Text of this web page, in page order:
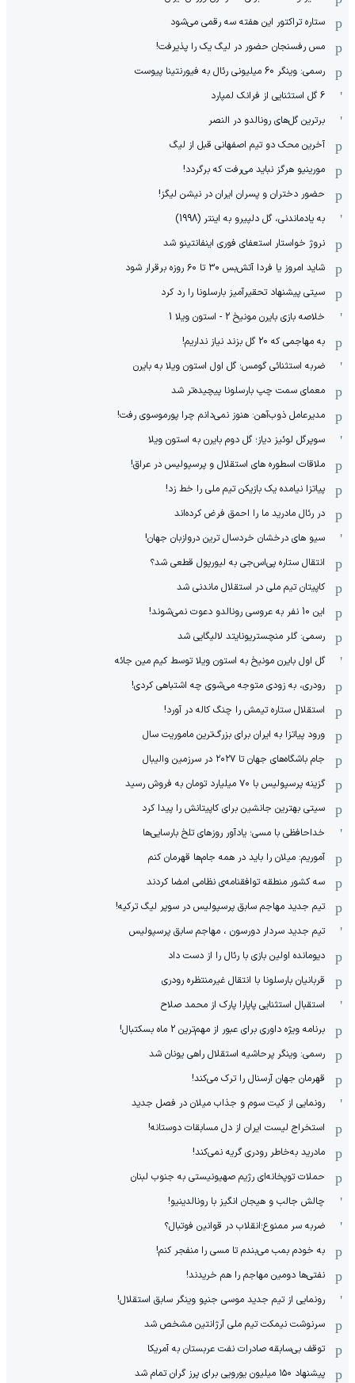
ستاره تراکتور این هفته سه رقمی می‌شود
مس رفسنجان حضور در لیگ یک را پذیرفت!
رسمی: وینگر 60 میلیونی رئال به فیورنتینا پیوست
6 گل استثنایی از فرانک لمپارد
برترین گل‌های رونالدو در النصر
آخرین محک دو تیم اصفهانی قبل از لیگ
مورینیو هرگز نباید می‌رفت که برگردد!
حضور دختران و پسران ایران در نیشن لیگز!
به یادماندنی، گل دلپیرو به اینتر (1998)
نروژ خواستار استعفای فوری اینفانتینو شد
شاید امروز یا فردا آتش‌بس ۳۰ تا ۶۰ روزه برقرار شود
سیتی پیشنهاد تحقیرآمیز بارسلونا را رد کرد
خلاصه بازی بایرن مونیخ 2 - استون ویلا 1
به مهاجمی که 20 گل بزند نیاز نداریم!
ضربه استثنائی گومس؛ گل اول استون ویلا به بایرن
معمای سمت چپ بارسلونا پیچیده‌تر شد
مدیرعامل ذوب‌آهن: هنوز نمی‌دانم چرا پورموسوی رفت!
سوپرگل لوئیز دیاز؛ گل دوم بایرن به استون ویلا
ملاقات اسطوره های استقلال و پرسپولیس در عراق!
پیاتزا نیامده یک بازیکن تیم ملی را خط زد!
در رئال مادرید ما را احمق فرض کرده‌اند
سیو های درخشان خردسال ترین دروازبان جهان!
انتقال ستاره پی‌اس‌جی به لیورپول قطعی شد؟
کاپیتان تیم ملی در استقلال ماندنی شد
این 10 نفر به عروسی رونالدو دعوت نمی‌شوند!
رسمی: گلر منچستریونایتد لالیگایی شد
گل اول بایرن مونیخ به استون ویلا توسط کیم مین جائه
رودری، به زودی متوجه می‌شوی چه اشتباهی کردی!
استقلال ستاره تیمش را چنگ کاله در آورد!
ورود پیاتزا به ایران برای بزرگ‌ترین ماموریت سال
جام باشگاه‌های جهان تا ۲۰۲۷ در سرزمین والیبال
گزینه پرسپولیس با ۷۰ میلیارد تومان به فروش رسید
سیتی بهترین جانشین برای کاپیتانش را پیدا کرد
خداحافظی با مسی؛ یادآور روزهای تلخ بارسایی‌ها
آموریم: میلان را باید در همه جام‌ها قهرمان کنم
سه کشور منطقه توافقنامه‌ی نظامی امضا کردند
تیم جدید مهاجم سابق پرسپولیس در سوپر لیگ ترکیه!
تیم جدید سردار دورسون ، مهاجم سابق پرسپولیس
دیومانده اولین بازی با رئال را از دست داد
قربانیان بارسلونا با انتقال غیرمنتظره رودری
استقبال استثنایی پاپارا پارک از محمد صلاح
برنامه ویژه داوری برای عبور از مهم‌ترین 2 ماه بسکتبال!
رسمی: وینگر پرحاشیه استقلال راهی یونان شد
قهرمان جهان آرسنال را ترک می‌کند!
رونمایی از کیت سوم و جذاب میلان در فصل جدید
استخراج لیست ایران از دل مسابقات دوستانه!
مادرید به‌خاطر رودری گریه نمی‌کند!
حملات توپخانه‌ای رژیم صهیونیستی به جنوب لبنان
چالش جالب و هیجان انگیز با رونالدینیو!
ضربه سر ممنوع؛انقلاب در قوانین فوتبال؟
به خودم بمب می‌بندم تا مسی را منفجر کنم!
نفتی‌ها دومین مهاجم را هم خریدند!
رونمایی از تیم جدید موسی جنپو وینگر سابق استقلال!
سرنوشت نیمکت تیم ملی آرژانتین مشخص شد
توقف بی‌سابقه صادرات نفت عربستان به آمریکا
پیشنهاد ۱۵۰ میلیون یورویی برای پرز گران تمام شد